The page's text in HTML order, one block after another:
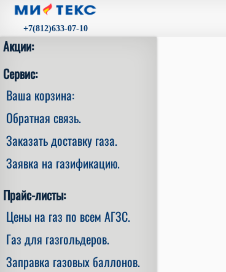
+7(812)633-07-10
Акции:
Сервис:
Ваша корзина:
Обратная связь.
Заказать доставку газа.
Заявка на газификацию.
Прайс-листы:
Цены на газ по всем АГЗС.
Газ для газгольдеров.
Заправка газовых баллонов.